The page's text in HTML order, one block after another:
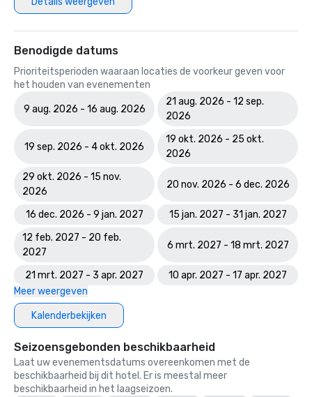
Benodigde datums
Prioriteitsperioden waaraan locaties de voorkeur geven voor
het houden van evenementen
9 aug. 2026 - 16 aug. 2026
21 aug. 2026 - 12 sep.
2026
19 sep. 2026 - 4 okt. 2026
19 okt. 2026 - 25 okt.
2026
29 okt. 2026 - 15 nov.
2026
20 nov. 2026 - 6 dec. 2026
16 dec. 2026 - 9 jan. 2027
15 jan. 2027 - 31 jan. 2027
12 feb. 2027 - 20 feb.
2027
6 mrt. 2027 - 18 mrt. 2027
21 mrt. 2027 - 3 apr. 2027
10 apr. 2027 - 17 apr. 2027
Meer weergeven
Kalenderbekijken
Seizoensgebonden beschikbaarheid
Laat uw evenementsdatums overeenkomen met de
beschikbaarheid bij dit hotel. Er is meestal meer
beschikbaarheid in het laagseizoen.